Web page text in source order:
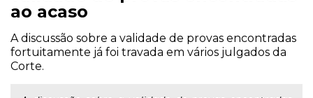
ao acaso
A discussão sobre a validade de provas encontradas
fortuitamente já foi travada em vários julgados da
Corte.